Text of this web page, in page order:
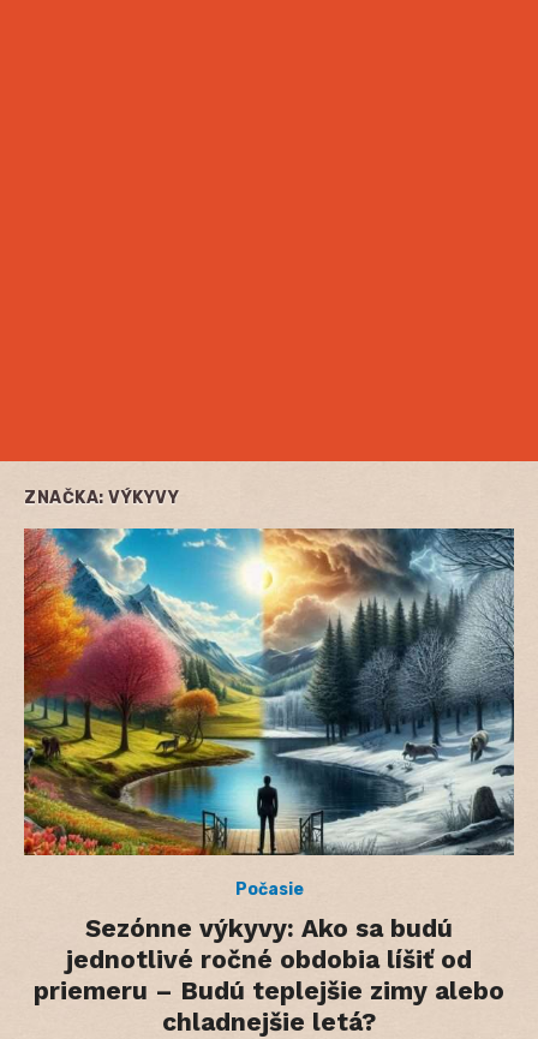
ZNAČKA: VÝKYVY
Počasie
Sezónne výkyvy: Ako sa budú
jednotlivé ročné obdobia líšiť od
priemeru – Budú teplejšie zimy alebo
chladnejšie letá?